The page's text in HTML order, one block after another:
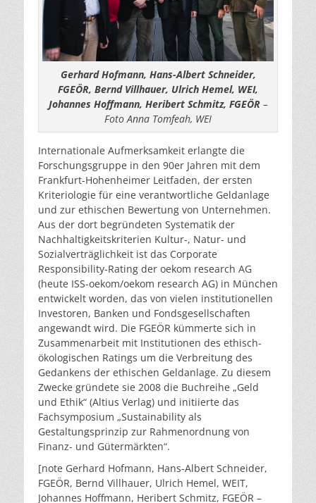
Gerhard Hofmann, Hans-Albert Schneider,
FGEÖR, Bernd Villhauer, Ulrich Hemel, WEI,
Johannes Hoffmann, Heribert Schmitz, FGEÖR –
Foto Anna Tomfeah, WEI
Internationale Aufmerksamkeit erlangte die
Forschungsgruppe in den 90er Jahren mit dem
Frankfurt-Hohenheimer Leitfaden, der ersten
Kriteriologie für eine verantwortliche Geldanlage
und zur ethischen Bewertung von Unternehmen.
Aus der dort begründeten Systematik der
Nachhaltigkeitskriterien Kultur-, Natur- und
Sozialverträglichkeit ist das Corporate
Responsibility-Rating der oekom research AG
(heute ISS-oekom/oekom research AG) in München
entwickelt worden, das von vielen institutionellen
Investoren, Banken und Fondsgesellschaften
angewandt wird. Die FGEÖR kümmerte sich in
Zusammenarbeit mit Institutionen des ethisch-
ökologischen Ratings um die Verbreitung des
Gedankens der ethischen Geldanlage. Zu diesem
Zwecke gründete sie 2008 die Buchreihe „Geld
und Ethik“ (Altius Verlag) und initiierte das
Fachsymposium „Sustainability als
Gestaltungsprinzip zur Rahmenordnung von
Finanz- und Gütermärkten“.
[note Gerhard Hofmann, Hans-Albert Schneider,
FGEÖR, Bernd Villhauer, Ulrich Hemel, WEIT,
Johannes Hoffmann, Heribert Schmitz, FGEÖR –